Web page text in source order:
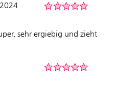
sehr ergiebig und zieht